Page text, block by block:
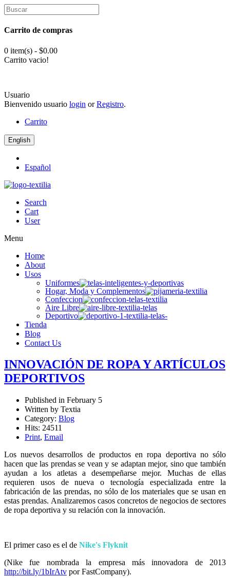
Carrito de compras
0 item(s) - $0.00
Carrito vacio!
Usuario
Bienvenido usuario login orRegistro.
Carrito
English
Español
Search
Cart
User
Menu
Home
About
Usos
Uniformes
Hogar, Moda y Complementos
Confeccion
Aire Libre
Deportivo
Tienda
Blog
Contact Us
INNOVACIÓN DE ROPA Y ARTÍCULOS
DEPORTIVOS
Published in February 5
Written by Textia
Category: Blog
Hits: 24511
Print, Email
Los nuevos desarrollos de productos en ropa deportiva no sólo
hacen que las prendas se vean y se adaptan mejor, sino que también
ayudan a los atletas a desempeñarse mejor. Muchas de ellas
requieren usos de nueva o tecnología especializada entre la
fabricación de las prendas, no sólo de los materiales que se usan en
estas prendas. Analizaremos casos concretos de negocios de sectores
de ropa deportiva y su relación con la innovación.
El primer caso es el de Nike's Flyknit
(Nike fue nombrada la empresa más innovadora de 2013
http://bit.ly/1bIrAtv por FastCompany).